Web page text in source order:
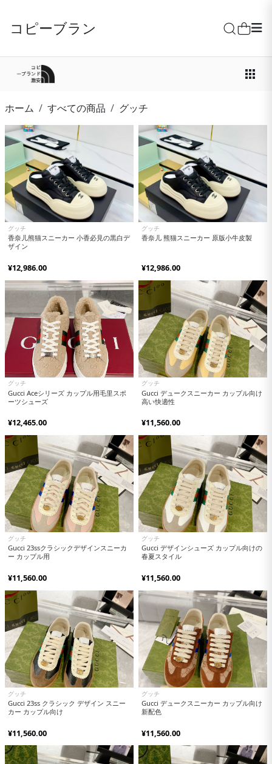
コピーブランド激安
ホーム すべての商品 グッチ
グッチ
香奈儿熊猫スニーカー 小香必見の黒白デ
ザイン
¥12,986.00
グッチ
香奈儿 熊猫スニーカー 原版小牛皮製
¥12,986.00
グッチ
Gucci Aceシリーズ カップル用毛里スポ
ーツシューズ
¥12,465.00
グッチ
Gucci デュークスニーカー カップル向け
高い快適性
¥11,560.00
グッチ
Gucci 23ssクラシックデザインスニーカ
ー カップル用
¥11,560.00
グッチ
Gucci デザインシューズ カップル向けの
春夏スタイル
¥11,560.00
グッチ
Gucci 23ss クラシック デザイン スニー
カー カップル向け
¥11,560.00
グッチ
Gucci デュークスニーカー カップル向け
新配色
¥11,560.00